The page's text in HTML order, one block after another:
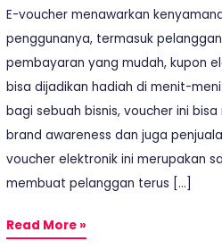
E-voucher menawarkan
penggunanya, termasuk
pembayaran yang mudah, kupon
bisa dijadikan hadiah di menit-
bagi sebuah bisnis, voucher ini
brand awareness dan juga
voucher elektronik ini merupakan
membuat pelanggan terus […]
Read More »